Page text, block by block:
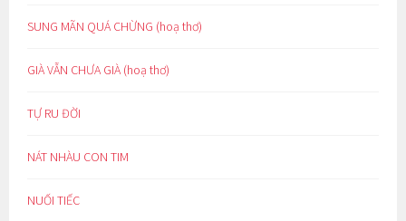
SUNG MÃN QUÁ CHỪNG (hoạ thơ)
GIÀ VẪN CHƯA GIÀ (hoạ thơ)
TỰ RU ĐỜI
NÁT NHÀU CON TIM
NUỐI TIẾC